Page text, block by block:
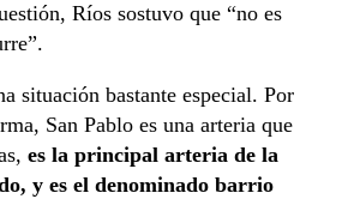
Ríos sostuvo que “no es
situación bastante especial. Por
San Pablo es una arteria que
es la principal arteria de la
y es el denominado barrio